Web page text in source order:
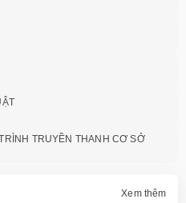
TRUYỀN THANH CƠ SỞ
Xem thêm